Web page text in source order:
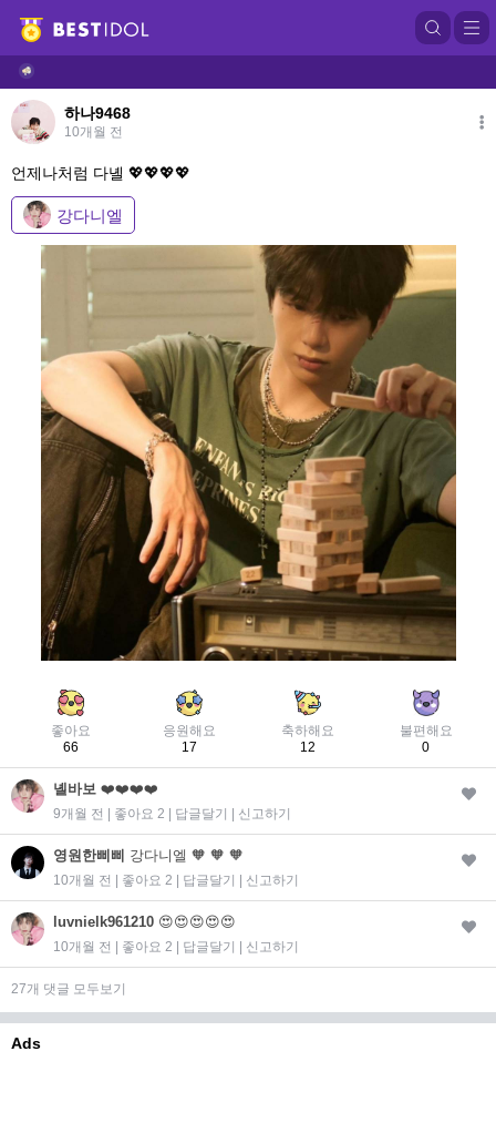
하나9468
10개월 전
언제나처럼 다녤 💖💖💖💖
강다니엘
좋아요
66
응원해요
17
축하해요
12
불편해요
0
녤바보 ❤️❤️❤️❤️
9개월 전 | 좋아요 2 | 답글달기 신고하기
영원한삐삐 강다니엘 🧡 🧡 🧡
10개월 전 | 좋아요 2 | 답글달기 신고하기
luvnielk961210 😍😍😍😍😍
10개월 전 | 좋아요 2 | 답글달기 신고하기
27개 댓글 모두보기
Ads